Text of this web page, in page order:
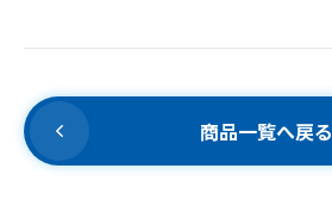
商品一覧へ戻る